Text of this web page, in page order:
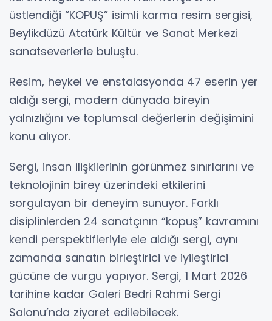
üstlendiği “KOPUŞ” isimli karma resim sergisi,
Beylikdüzü Atatürk Kültür ve Sanat Merkezi
sanatseverlerle buluştu.
Resim, heykel ve enstalasyonda 47 eserin yer
aldığı sergi, modern dünyada bireyin
yalnızlığını ve toplumsal değerlerin değişimini
konu alıyor.
Sergi, insan ilişkilerinin görünmez sınırlarını ve
teknolojinin birey üzerindeki etkilerini
sorgulayan bir deneyim sunuyor. Farklı
disiplinlerden 24 sanatçının “kopuş” kavramını
kendi perspektifleriyle ele aldığı sergi, aynı
zamanda sanatın birleştirici ve iyileştirici
gücüne de vurgu yapıyor. Sergi, 1 Mart 2026
tarihine kadar Galeri Bedri Rahmi Sergi
Salonu’nda ziyaret edilebilecek.